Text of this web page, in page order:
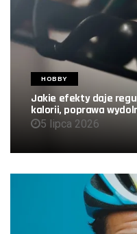
HOBBY
Jakie efekty daje
kalorii, poprawa
5 lipca 2026